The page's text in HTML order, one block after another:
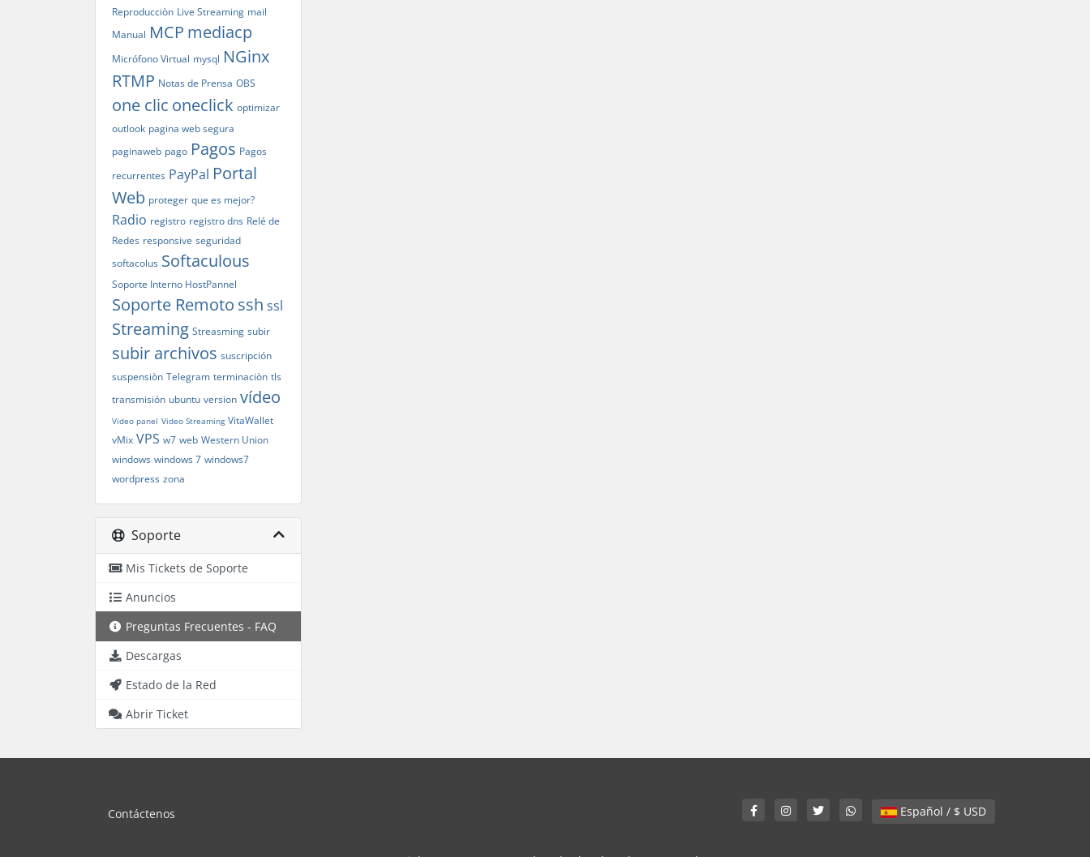
Reproducciòn Live Streaming mail
Manual MCP mediacp
Micrófono Virtual mysql NGinx
RTMP Notas de Prensa OBS
one clic oneclick optimizar
outlook pagina web segura
paginaweb pago Pagos Pagos
recurrentes PayPal Portal
Web proteger que es mejor?
Radio registro registro dns Relé de
Redes responsive seguridad
softacolus Softaculous
Soporte Interno HostPannel
Soporte Remoto ssh ssl
Streaming Streasming subir
subir archivos suscripción
suspensiòn Telegram terminaciòn tls
transmisión ubuntu version vídeo
Video panel Video Streaming VitaWallet
vMix VPS w7 web Western Union
windows windows 7 windows7
wordpress zona
Soporte
Mis Tickets de Soporte
Anuncios
Preguntas Frecuentes - FAQ
Descargas
Estado de la Red
Abrir Ticket
Español / $ USD
Contáctenos